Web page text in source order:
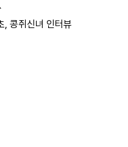
콩쥐신녀 인터뷰